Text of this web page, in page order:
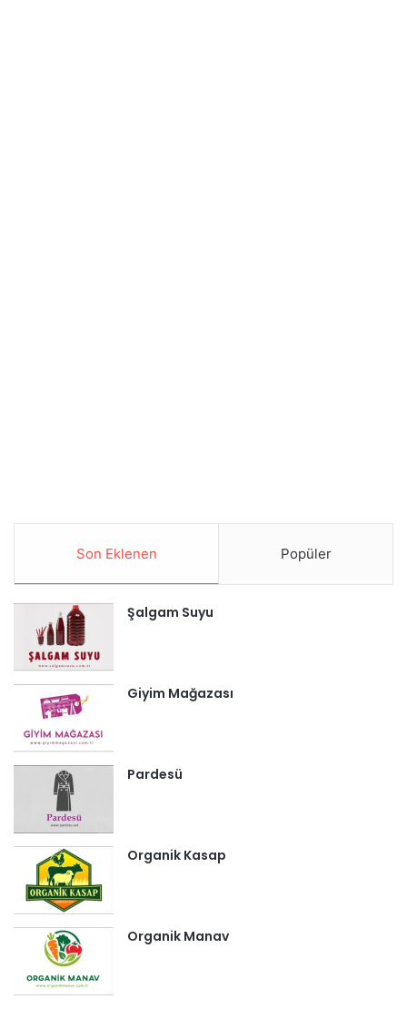
Son Eklenen Popüler
Şalgam Suyu
Giyim Mağazası
Pardesü
Organik Kasap
Organik Manav